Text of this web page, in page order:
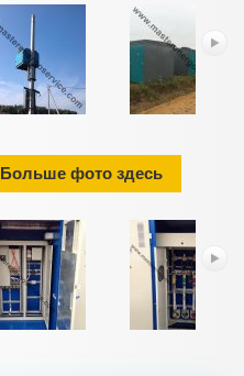
Больше фото здесь